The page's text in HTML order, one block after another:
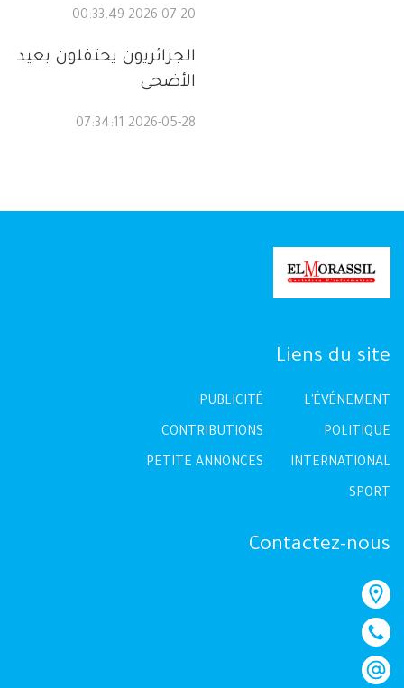
2026-07-20 00:33:49
الجزائريون يحتفلون بعيد
الأضحى
2026-05-28 07:34:11
Liens du site
L'ÉVÉNEMENT
POLITIQUE
INTERNATIONAL
SPORT
PUBLICITÉ
CONTRIBUTIONS
PETITE ANNONCES
Contactez-nous